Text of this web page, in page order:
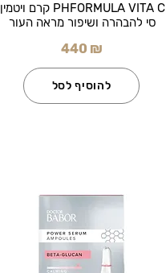
PHFORMULA VITA C קרם ויטמין
סי להבהרה ושיפור מראה העור
440 ₪
להוסיף לסל